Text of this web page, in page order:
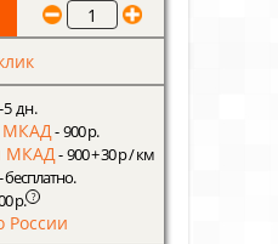
5 дн.
МКАД- 900 р.
МКАД- 900 + 30 р / км
- бесплатно.
р. ?
России